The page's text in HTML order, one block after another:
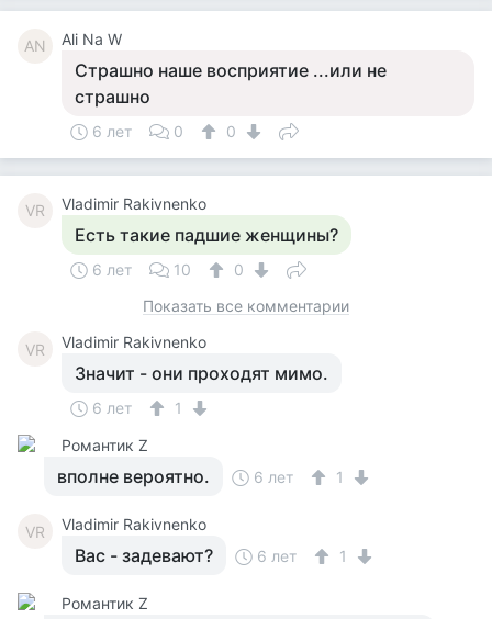
AN Ali Na W
Страшно наше восприятие ...или не
страшно
6 лет 0 0
VR Vladimir Rakivnenko
Есть такие падшие женщины?
6 лет 10
0
Показать все комментарии
VR Vladimir Rakivnenko
Значит - они проходят мимо.
6 лет
1
Романтик Z
вполне вероятно. 6 лет 1
VR Vladimir Rakivnenko
Вас - задевают? 6 лет 1
Романтик Z